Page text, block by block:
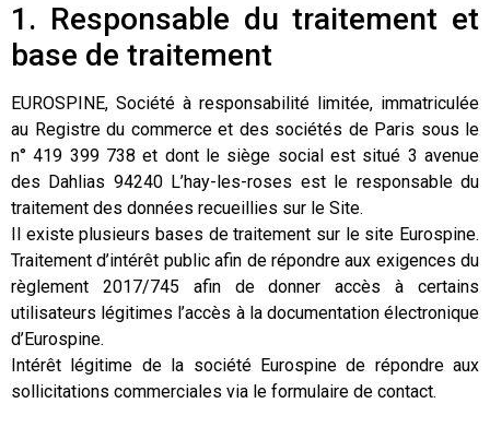
1. Responsable du traitement et
base de traitement
EUROSPINE, Société à responsabilité limitée, immatriculée
au Registre du commerce et des sociétés de Paris sous le
n° 419 399 738 et dont le siège social est situé 3 avenue
des Dahlias 94240 L’hay-les-roses est le responsable du
traitement des données recueillies sur le Site.
Il existe plusieurs bases de traitement sur le site Eurospine.
Traitement d’intérêt public afin de répondre aux exigences du
règlement 2017/745 afin de donner accès à certains
utilisateurs légitimes l’accès à la documentation électronique
d’Eurospine.
Intérêt légitime de la société Eurospine de répondre aux
sollicitations commerciales via le formulaire de contact.